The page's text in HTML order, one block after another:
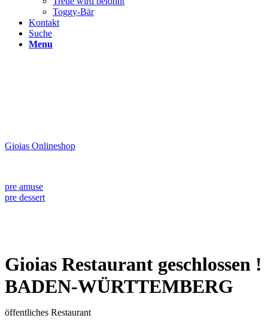
Toggy-Bär
Kontakt
Suche
Menu
Gioias Onlineshop
pre amuse
pre dessert
Gioias Restaurant geschlossen !
BADEN-WÜRTTEMBERG
öffentliches Restaurant